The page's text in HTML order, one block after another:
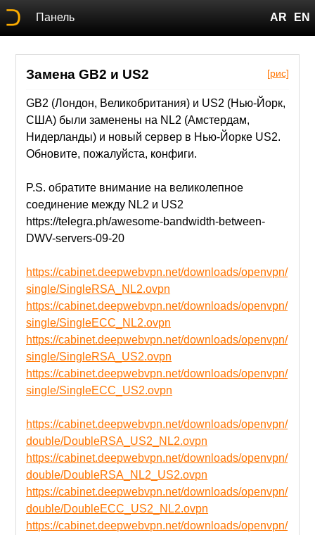
Панель AR EN
[рис]
Замена GB2 и US2
GB2 (Лондон, Великобритания) и US2 (Нью-Йорк,
США) были заменены на NL2 (Амстердам,
Нидерланды) и новый сервер в Нью-Йорке US2.
Обновите, пожалуйста, конфиги.
P.S. обратите внимание на великолепное
соединение между NL2 и US2
https://telegra.ph/awesome-bandwidth-between-
DWV-servers-09-20
https://cabinet.deepwebvpn.net/downloads/openvpn/
single/SingleRSA_NL2.ovpn
https://cabinet.deepwebvpn.net/downloads/openvpn/
single/SingleECC_NL2.ovpn
https://cabinet.deepwebvpn.net/downloads/openvpn/
single/SingleRSA_US2.ovpn
https://cabinet.deepwebvpn.net/downloads/openvpn/
single/SingleECC_US2.ovpn
https://cabinet.deepwebvpn.net/downloads/openvpn/
double/DoubleRSA_US2_NL2.ovpn
https://cabinet.deepwebvpn.net/downloads/openvpn/
double/DoubleRSA_NL2_US2.ovpn
https://cabinet.deepwebvpn.net/downloads/openvpn/
double/DoubleECC_US2_NL2.ovpn
https://cabinet.deepwebvpn.net/downloads/openvpn/